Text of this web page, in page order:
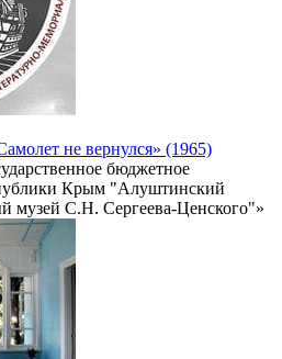
не вернулся» (1965)
бюджетное
Крым "Алуштинский
музей С.Н. Сергеева-Ценского"»